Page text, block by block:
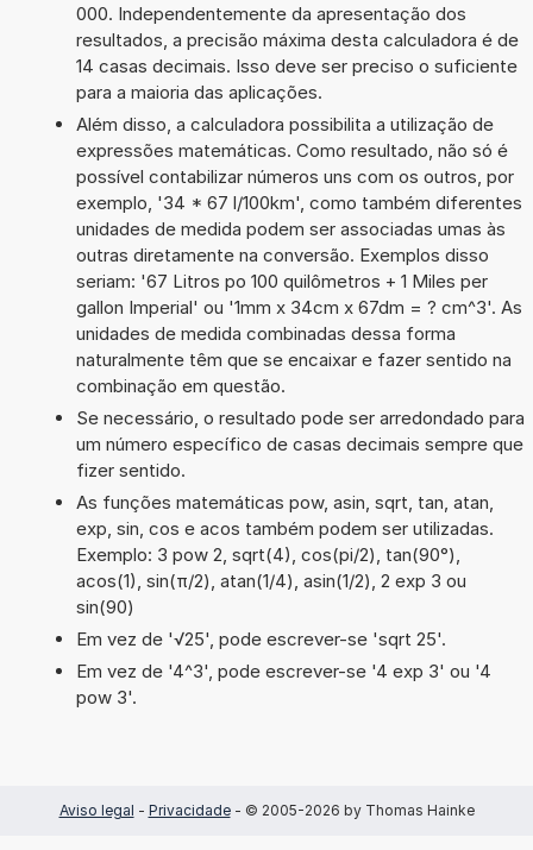
000. Independentemente da apresentação dos
resultados, a precisão máxima desta calculadora é de
14 casas decimais. Isso deve ser preciso o suficiente
para a maioria das aplicações.
Além disso, a calculadora possibilita a utilização de
expressões matemáticas. Como resultado, não só é
possível contabilizar números uns com os outros, por
exemplo, '34 * 67 l/100km', como também diferentes
unidades de medida podem ser associadas umas às
outras diretamente na conversão. Exemplos disso
seriam: '67 Litros po 100 quilômetros + 1 Miles per
gallon Imperial' ou '1mm x 34cm x 67dm = ? cm^3'. As
unidades de medida combinadas dessa forma
naturalmente têm que se encaixar e fazer sentido na
combinação em questão.
Se necessário, o resultado pode ser arredondado para
um número específico de casas decimais sempre que
fizer sentido.
As funções matemáticas pow, asin, sqrt, tan, atan,
exp, sin, cos e acos também podem ser utilizadas.
Exemplo: 3 pow 2, sqrt(4), cos(pi/2), tan(90°),
acos(1), sin(π/2), atan(1/4), asin(1/2), 2 exp 3 ou
sin(90)
Em vez de '√25', pode escrever-se 'sqrt 25'.
Em vez de '4^3', pode escrever-se '4 exp 3' ou '4
pow 3'.
Aviso legal - Privacidade- © 2005-2026 by Thomas Hainke